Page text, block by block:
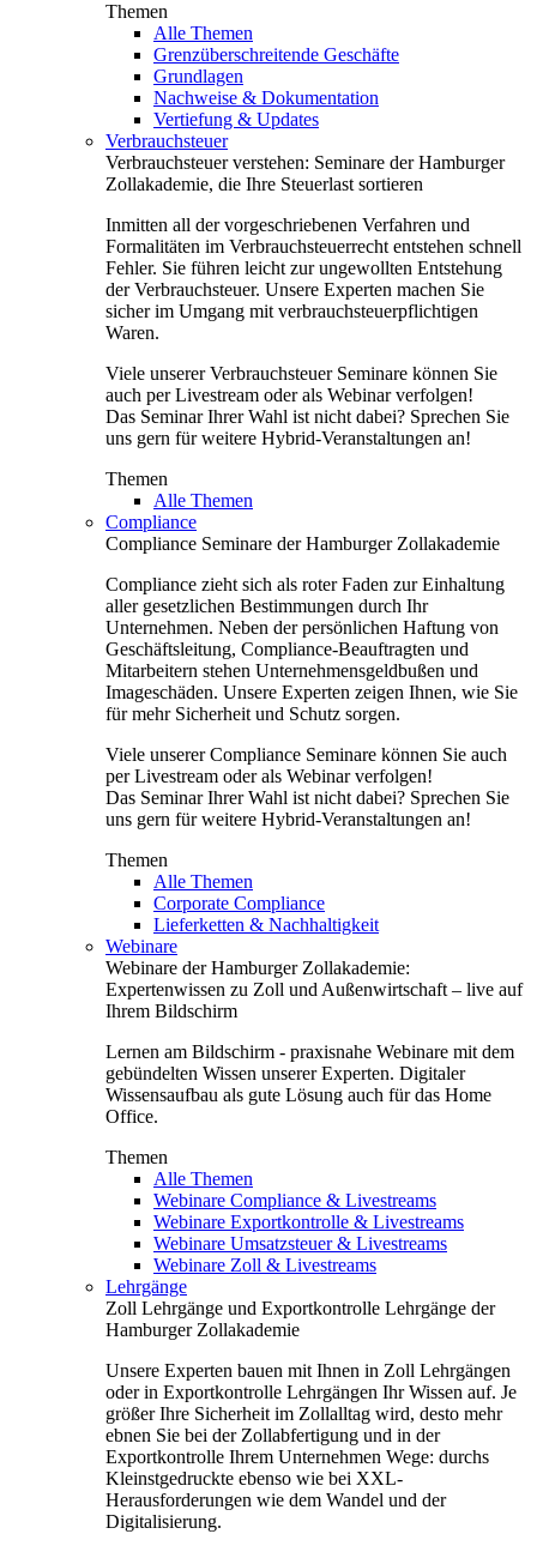
Themen
Alle Themen
Grenzüberschreitende Geschäfte
Grundlagen
Nachweise & Dokumentation
Vertiefung & Updates
Verbrauchsteuer
Verbrauchsteuer verstehen: Seminare der Hamburger
Zollakademie, die Ihre Steuerlast sortieren
Inmitten all der vorgeschriebenen Verfahren und
Formalitäten im Verbrauchsteuerrecht entstehen schnell
Fehler. Sie führen leicht zur ungewollten Entstehung
der Verbrauchsteuer. Unsere Experten machen Sie
sicher im Umgang mit verbrauchsteuerpflichtigen
Waren.
Viele unserer Verbrauchsteuer Seminare können Sie
auch per Livestream oder als Webinar verfolgen!
Das Seminar Ihrer Wahl ist nicht dabei? Sprechen Sie
uns gern für weitere Hybrid-Veranstaltungen an!
Themen
Alle Themen
Compliance
Compliance Seminare der Hamburger Zollakademie
Compliance zieht sich als roter Faden zur Einhaltung
aller gesetzlichen Bestimmungen durch Ihr
Unternehmen. Neben der persönlichen Haftung von
Geschäftsleitung, Compliance-Beauftragten und
Mitarbeitern stehen Unternehmensgeldbußen und
Imageschäden. Unsere Experten zeigen Ihnen, wie Sie
für mehr Sicherheit und Schutz sorgen.
Viele unserer Compliance Seminare können Sie auch
per Livestream oder als Webinar verfolgen!
Das Seminar Ihrer Wahl ist nicht dabei? Sprechen Sie
uns gern für weitere Hybrid-Veranstaltungen an!
Themen
Alle Themen
Corporate Compliance
Lieferketten & Nachhaltigkeit
Webinare
Webinare der Hamburger Zollakademie:
Expertenwissen zu Zoll und Außenwirtschaft – live auf
Ihrem Bildschirm
Lernen am Bildschirm - praxisnahe Webinare mit dem
gebündelten Wissen unserer Experten. Digitaler
Wissensaufbau als gute Lösung auch für das Home
Office.
Themen
Alle Themen
Webinare Compliance & Livestreams
Webinare Exportkontrolle & Livestreams
Webinare Umsatzsteuer & Livestreams
Webinare Zoll & Livestreams
Lehrgänge
Zoll Lehrgänge und Exportkontrolle Lehrgänge der
Hamburger Zollakademie
Unsere Experten bauen mit Ihnen in Zoll Lehrgängen
oder in Exportkontrolle Lehrgängen Ihr Wissen auf. Je
größer Ihre Sicherheit im Zollalltag wird, desto mehr
ebnen Sie bei der Zollabfertigung und in der
Exportkontrolle Ihrem Unternehmen Wege: durchs
Kleinstgedruckte ebenso wie bei XXL-
Herausforderungen wie dem Wandel und der
Digitalisierung.